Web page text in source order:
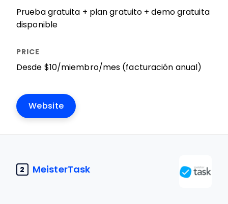
Prueba gratuita + plan gratuito + demo gratuita
disponible
Desde $10/miembro/mes (facturación anual)
Website
2 MeisterTask